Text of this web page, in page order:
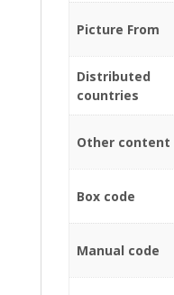
Picture From
Distributed
countries
Other content
Box code
Manual code